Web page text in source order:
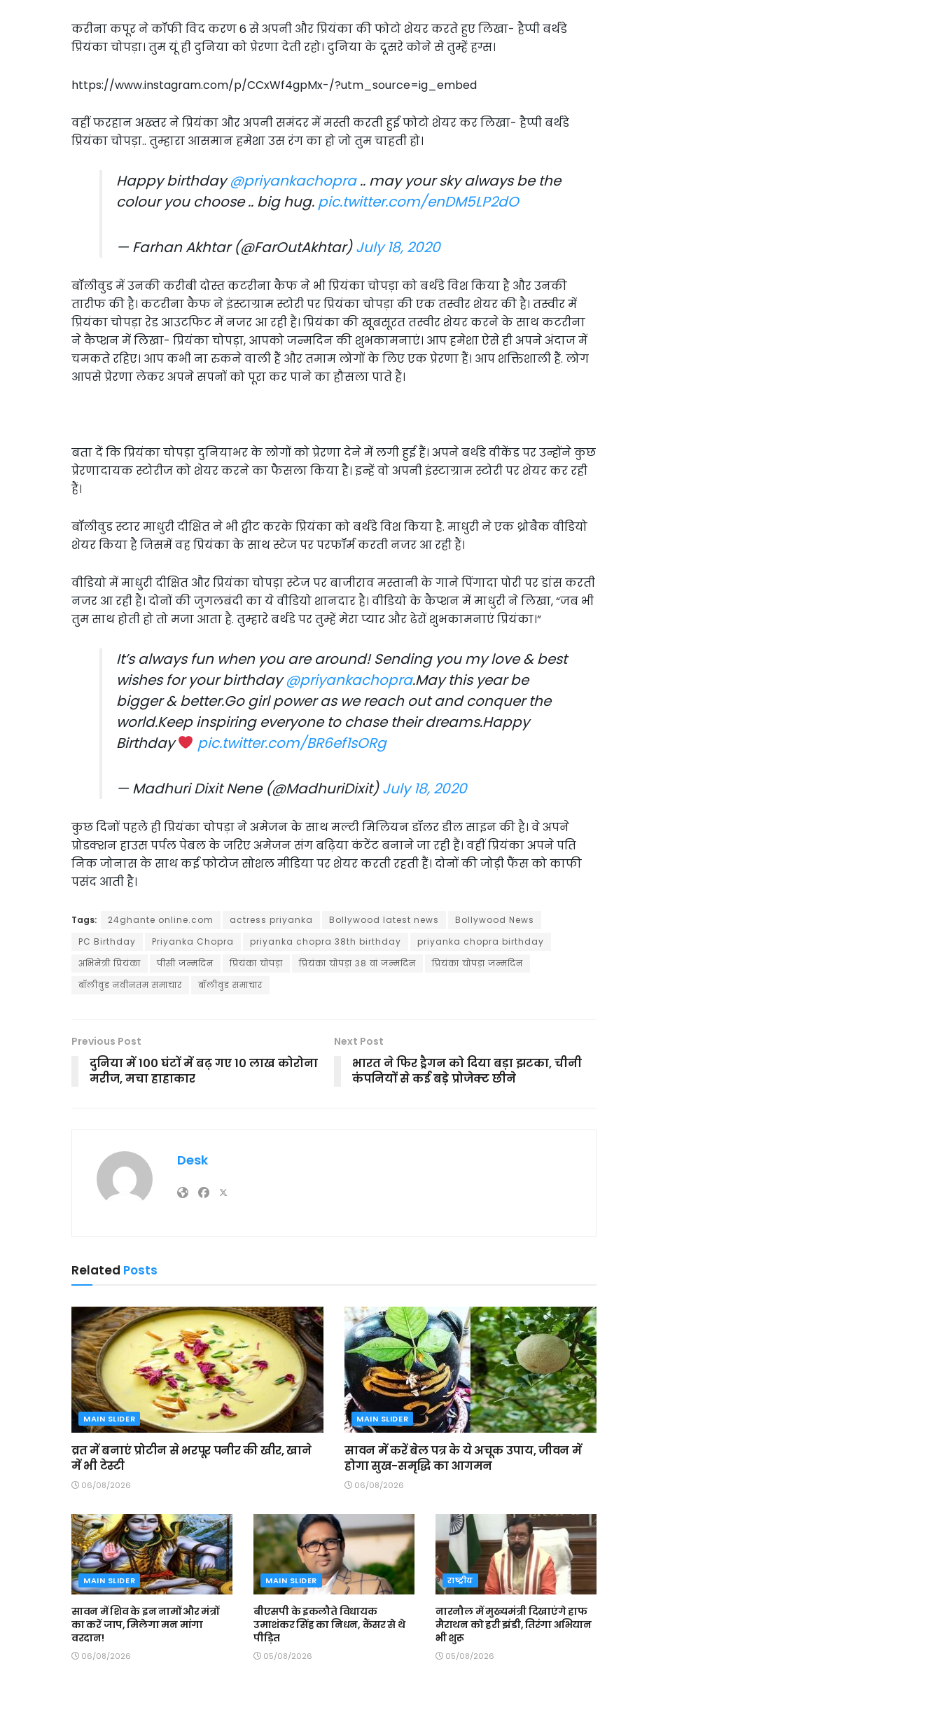
करीना कपूर ने कॉफी विद करण 6 से अपनी और प्रियंका की फोटो शेयर करते हुए लिखा- हैप्पी बर्थडे
प्रियंका चोपड़ा। तुम यूं ही दुनिया को प्रेरणा देती रहो। दुनिया के दूसरे कोने से तुम्हें हग्स।
https://www.instagram.com/p/CCxWf4gpMx-/?utm_source=ig_embed
वहीं फरहान अख्तर ने प्रियंका और अपनी समंदर में मस्ती करती हुई फोटो शेयर कर लिखा- हैप्पी बर्थडे
प्रियंका चोपड़ा.. तुम्हारा आसमान हमेशा उस रंग का हो जो तुम चाहती हो।
Happy birthday@priyankachopra.. may your sky always be the
colour you choose .. big hug. pic.twitter.com/enDM5LP2dO
— Farhan Akhtar (@FarOutAkhtar)July 18, 2020
बॉलीवुड में उनकी करीबी दोस्त कटरीना कैफ ने भी प्रियंका चोपड़ा को बर्थडे विश किया है और उनकी
तारीफ की है। कटरीना कैफ ने इंस्टाग्राम स्टोरी पर प्रियंका चोपड़ा की एक तस्वीर शेयर की है। तस्वीर में
प्रियंका चोपड़ा रेड आउटफिट में नजर आ रही हैं। प्रियंका की खूबसूरत तस्वीर शेयर करने के साथ कटरीना
ने कैप्शन में लिखा- प्रियंका चोपड़ा, आपको जन्मदिन की शुभकामनाएं। आप हमेशा ऐसे ही अपने अंदाज में
चमकते रहिए। आप कभी ना रुकने वाली हैं और तमाम लोगों के लिए एक प्रेरणा हैं। आप शक्तिशाली हैं. लोग
आपसे प्रेरणा लेकर अपने सपनों को पूरा कर पाने का हौसला पाते हैं।
बता दें कि प्रियंका चोपड़ा दुनियाभर के लोगों को प्रेरणा देने में लगी हुई हैं। अपने बर्थडे वीकेंड पर उन्होंने कुछ
प्रेरणादायक स्टोरीज को शेयर करने का फैसला किया है। इन्हें वो अपनी इंस्टाग्राम स्टोरी पर शेयर कर रही
हैं।
बॉलीवुड स्टार माधुरी दीक्षित ने भी ट्वीट करके प्रियंका को बर्थडे विश किया है. माधुरी ने एक थ्रोबैक वीडियो
शेयर किया है जिसमें वह प्रियंका के साथ स्टेज पर परफॉर्म करती नजर आ रही हैं।
वीडियो में माधुरी दीक्षित और प्रियंका चोपड़ा स्टेज पर बाजीराव मस्तानी के गाने पिंगादा पोरी पर डांस करती
नजर आ रही हैं। दोनों की जुगलबंदी का ये वीडियो शानदार है। वीडियो के कैप्शन में माधुरी ने लिखा, “जब भी
तुम साथ होती हो तो मजा आता है. तुम्हारे बर्थडे पर तुम्हें मेरा प्यार और ढेरों शुभकामनाएं प्रियंका।”
It’s always fun when you are around! Sending you my love & best
wishes for your birthday@priyankachopra.May this year be
bigger & better.Go girl power as we reach out and conquer the
world.Keep inspiring everyone to chase their dreams.Happy
Birthday
pic.twitter.com/BR6ef1sORg
— Madhuri Dixit Nene (@MadhuriDixit)July 18, 2020
कुछ दिनों पहले ही प्रियंका चोपड़ा ने अमेजन के साथ मल्टी मिलियन डॉलर डील साइन की है। वे अपने
प्रोडक्शन हाउस पर्पल पेबल के जरिए अमेजन संग बढ़िया कंटेंट बनाने जा रही हैं। वहीं प्रियंका अपने पति
निक जोनास के साथ कई फोटोज सोशल मीडिया पर शेयर करती रहती हैं। दोनों की जोड़ी फैंस को काफी
पसंद आती है।
Tags: 24ghante online.com actress priyanka Bollywood latest news
Bollywood News
PC Birthday
Priyanka Chopra priyanka chopra 38th birthday
priyanka chopra birthday
अभिनेत्री प्रियंका
पीसी जन्मदिन प्रियंका चोपड़ा प्रियंका चोपड़ा 38 वां जन्मदिन
प्रियंका चोपड़ा जन्मदिन
बॉलीवुड नवीनतम समाचार
बॉलीवुड समाचार
Previous Post
दुनिया में 100 घंटों में बढ़ गए 10 लाख कोरोना
मरीज, मचा हाहाकार
Next Post
भारत ने फिर ड्रैगन को दिया बड़ा झटका, चीनी
कंपनियों से कई बड़े प्रोजेक्ट छीने
Desk
Related Posts
MAIN SLIDER
व्रत में बनाएं प्रोटीन से भरपूर पनीर की खीर, खाने
में भी टेस्टी
06/08/2026
MAIN SLIDER
सावन में करें बेल पत्र के ये अचूक उपाय, जीवन में
होगा सुख-समृद्धि का आगमन
06/08/2026
MAIN SLIDER
सावन में शिव के इन नामों और मंत्रों
का करें जाप, मिलेगा मन मांगा
वरदान!
06/08/2026
MAIN SLIDER
बीएसपी के इकलौते विधायक
उमाशंकर सिंह का निधन, कैंसर से थे
पीड़ित
05/08/2026
राष्ट्रीय
नारनौल में मुख्यमंत्री दिखाएंगे हाफ
मैराथन को हरी झंडी, तिरंगा अभियान
भी शुरू
05/08/2026